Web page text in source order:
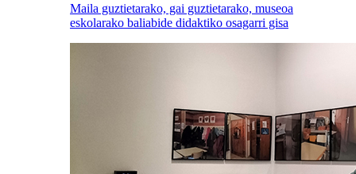
Maila guztietarako, gai guztietarako, museoa
eskolarako baliabide didaktiko osagarri gisa